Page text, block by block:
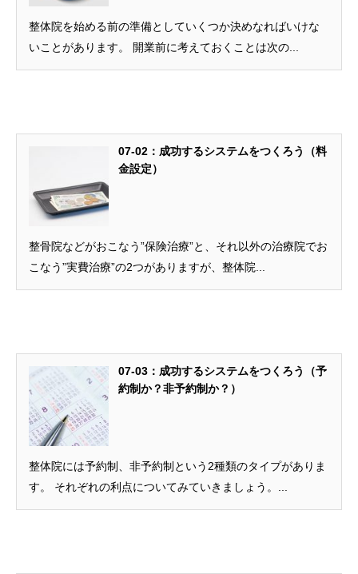
整体院を始める前の準備としていくつか決めなればいけな
いことがあります。 開業前に考えておくことは次の...
07-02：成功するシステムをつくろう（料
金設定）
整骨院などがおこなう”保険治療”と、それ以外の治療院でお
こなう”実費治療”の2つがありますが、整体院...
07-03：成功するシステムをつくろう（予
約制か？非予約制か？）
整体院には予約制、非予約制という2種類のタイプがありま
す。 それぞれの利点についてみていきましょう。...